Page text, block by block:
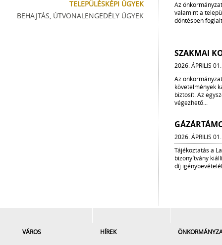
TELEPÜLÉSKÉPI ÜGYEK
BEHAJTÁS, ÚTVONALENGEDÉLY ÜGYEK
Az
valamint a
döntésben
SZAKMAI
2026. ÁPRILIS 01.
Az
követelmények
biztosít. Az
végezhető...
2026. ÁPRILIS 01.
Tájékoztatás a
bizonyítvány
díj
VÁROS HÍREK